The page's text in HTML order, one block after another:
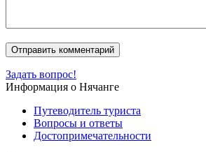
Задать вопрос!
Информация о Нячанге
Путеводитель туриста
Вопросы и ответы
Достопримечательности